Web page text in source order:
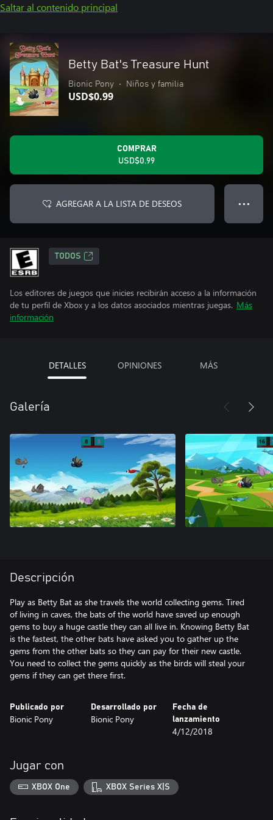
Saltar al contenido principal
Betty Bat's Treasure Hunt
Bionic Pony • Niños y familia
USD$0.99
COMPRAR
USD$0.99
AGREGAR A LA LISTA DE DESEOS ● ● ●
TODOS
Los editores de juegos que inicies recibirán acceso a la información
de tu perfil de Xbox y a los datos asociados mientras juegas. Más
información
DETALLES OPINIONES MÁS
Galería
Descripción
Play as Betty Bat as she travels the world collecting gems. Tired
of living in caves, the bats of the world have saved up enough
gems to buy a huge castle they can all live in. Knowing Betty Bat
is the fastest, the other bats have asked you to gather up the
gems from the other bats so they can pay for their new castle.
You need to collect the gems quickly as the birds will steal your
gems if they can get there first.
Publicado por
Bionic Pony
Desarrollado por
Bionic Pony
Fecha de
lanzamiento
4/12/2018
Jugar con
XBOX One XBOX Series X|S